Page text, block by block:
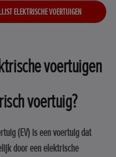
ELEKTRISCHE VOERTUIGEN
voertuigen
voertuig?
(EV) is een voertuig dat
door een elektrische